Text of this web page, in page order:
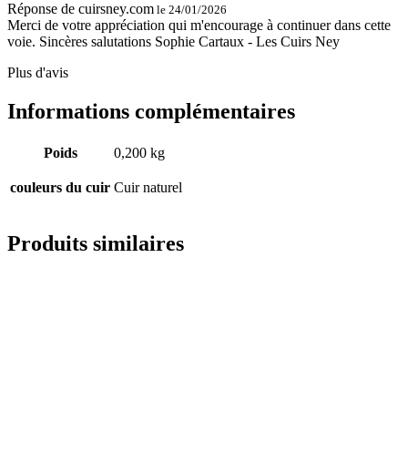
Réponse de cuirsney.com le 24/01/2026
Merci de votre appréciation qui m'encourage à continuer dans cette
voie. Sincères salutations Sophie Cartaux - Les Cuirs Ney
Plus d'avis
Informations complémentaires
Poids 0,200 kg
couleurs du cuir Cuir naturel
Produits similaires